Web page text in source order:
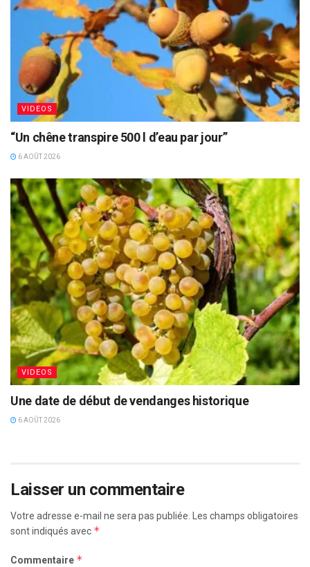
VIDEOS
“Un chêne transpire 500 l d’eau par jour”
6 AOÛT 2026
VIDEOS
Une date de début de vendanges historique
6 AOÛT 2026
Laisser un commentaire
Votre adresse e-mail ne sera pas publiée. Les champs obligatoires
sont indiqués avec *
Commentaire *